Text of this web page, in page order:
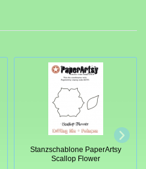
Stanzschablone PaperArtsy
Scallop Flower